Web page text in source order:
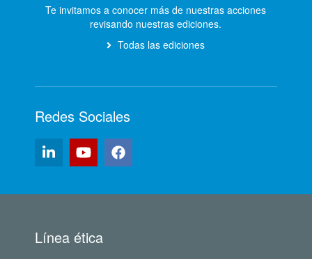
Te invitamos a conocer más de nuestras acciones
revisando nuestras ediciones.
Todas las ediciones
Redes Sociales
Línea ética